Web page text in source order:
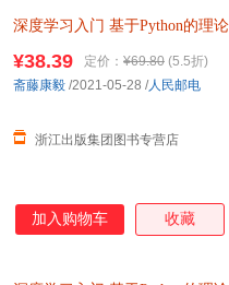
深度学习入门 基于Python的理
¥38.39 定价： ¥69.80 (5.5折)
浙江出版集团图书专营店
斋藤康毅 /2021-05-28 /人民邮电
加入购物车 收藏